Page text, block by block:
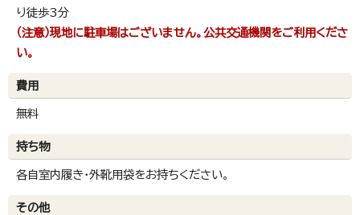
り徒歩3分
（注意）現地に駐車場はございません。公共交通機関をご利用くださ
い。
費用
無料
持ち物
各自室内履き・外靴用袋をお持ちください。
その他